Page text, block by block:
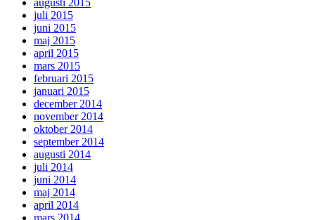
augusti 2015
juli 2015
juni 2015
maj 2015
april 2015
mars 2015
februari 2015
januari 2015
december 2014
november 2014
oktober 2014
september 2014
augusti 2014
juli 2014
juni 2014
maj 2014
april 2014